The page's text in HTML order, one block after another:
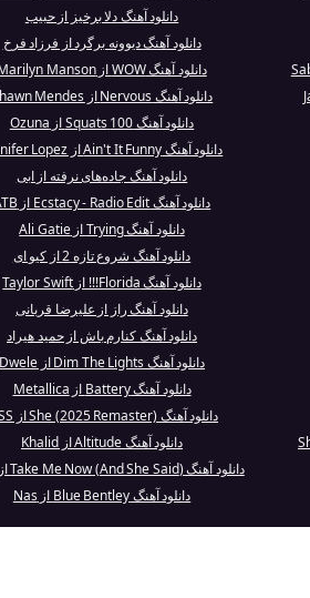
دانلود آهنگ دلا برخیز از حبیب
دانلود آهنگ دیوونه برگرد از فرزاد فرخ
دانلود آهنگ WOW از Marilyn Manson
دانلود آهنگ Nervous از Shawn Mendes
دانلود آهنگ 100 Squats از Ozuna
دانلود آهنگ Ain't It Funny از Jennifer Lopez
دانلود آهنگ جاده‌های نرفته از ابی
دانلود آهنگ Ecstacy - Radio Edit از ATB
دانلود آهنگ Trying از Ali Gatie
دانلود آهنگ شروع تازه 2 از کیو ای
دانلود آهنگ Florida!!! از Taylor Swift
دانلود آهنگ راز از علیرضا قربانی
دانلود آهنگ کنارم باش از حمید هیراد
دانلود آهنگ Dim The Lights از Dwele
دانلود آهنگ Battery از Metallica
دانلود آهنگ She (2025 Remaster) از KISS
دانلود آهنگ Altitude از Khalid
دانلود آهنگ (And She Said) Take Me Now از Justi...
دانلود آهنگ Blue Bentley از Nas